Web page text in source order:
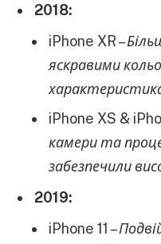
2018:
iPhone XR –
яскравими
iPhone XS &
камери та
забезпечили
2019:
iPhone 11 –